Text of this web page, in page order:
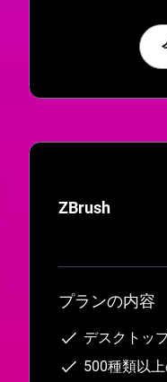
ZBrush
プランの内容
デスクトッ
500種類以